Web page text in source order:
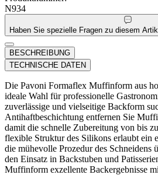
N934
Haben Sie spezielle Fragen zu diesem
BESCHREIBUNG
TECHNISCHE DATEN
Die Pavoni Formaflex Muffinform aus
ideale Wahl für professionelle
zuverlässige und vielseitige Backform
Antihaftbeschichtung entfernen Sie
damit die schnelle Zubereitung von bis
flexible Struktur des Silikons erlaubt ein
die mühevolle Prozedur des Schneidens
den Einsatz in Backstuben und
Muffinform exzellente Backergebnisse